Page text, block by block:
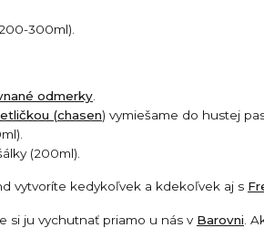
300ml).
odmerky
(chasen) vymiešame do hustej
(200ml).
vytvoríte kedykoľvek a kdekoľvek aj s
si ju vychutnať priamo u nás v Barovni .